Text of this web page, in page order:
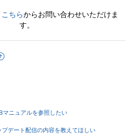
プデート配信の内容を教えてほし
こちらからお問い合わせいただけま
す。
マニュアルを参照したい
プデート配信の内容を教えてほしい